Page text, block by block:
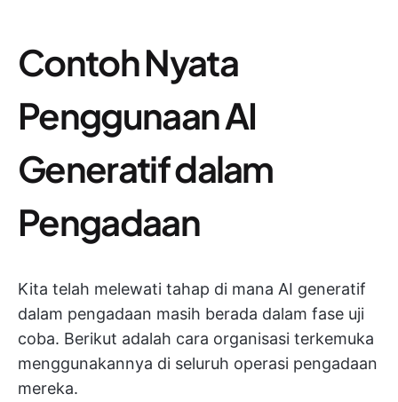
Contoh Nyata
Penggunaan AI
Generatif dalam
Pengadaan
Kita telah melewati tahap di mana AI generatif
dalam pengadaan masih berada dalam fase uji
coba. Berikut adalah cara organisasi terkemuka
menggunakannya di seluruh operasi pengadaan
mereka.